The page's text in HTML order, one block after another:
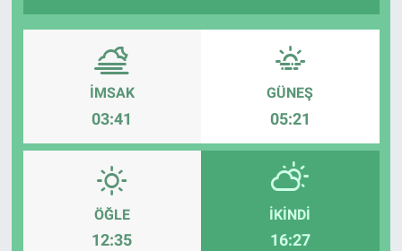
İMSAK
03:41
GÜNEŞ
05:21
ÖĞLE
12:35
İKINDI
16:27